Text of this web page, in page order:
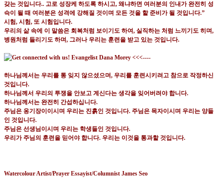
갖는 것입니다.. 고로 성장케 하도록 하시고, 왜냐하면 여러분의 인내가 완전히 성
슥이 될 때 여러분은 성격에 강해질 것이며 모든 것을 할 준비가 될 것입니다.”
시험, 시험, 또 시험입니다.
우리의 삶 속에 이 말씀은 회복처럼 보이기도 하여, 실직하는 처럼 느끼기도 히며,
병원처럼 들리기도 하며, 그러나 우리는 훈련을 받고 있는 것입니다.
하나님께서는 우리를 통 잊지 않으셨으며, 우리를 훈련시키려고 참으로 작정하신
것입니다.
하나님께서 우리의 투쟁을 안보고 계신다는 생각을 잊어버려야 합니다.
하나님께서는 완전히 간섭하십니다.
주님은 옹기장이이시며 우리는 진흙인 것입니다. 주님은 목자이시며 우리는 양들
인 것입니다.
주님은 선생님이시며 우리는 학생들인 것입니다.
우리가 주님의 훈련을 믿어야 합니다. 우리는 이것을 통과할 것입니다.
Watercolour Artist/Prayer Essayist/Columnist James Seo